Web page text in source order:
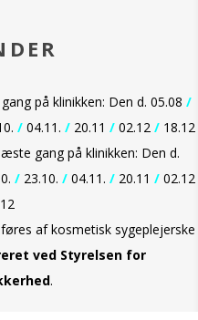
på klinikken: Den d. 05.08 /
/ 04.11. / 20.11 / 02.12 / 18.12
gang på klinikken: Den d.
/ 23.10. / 04.11. / 20.11 / 02.12
af kosmetisk sygeplejerske
ved Styrelsen for
.